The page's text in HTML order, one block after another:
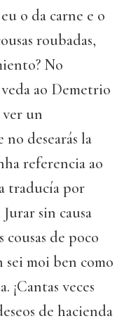
o da carne e o
roubadas,
No
ao Demetrio
ver un
desearás la
referencia ao
traducía por
sin causa
de poco
sei moi ben como
¡Cantas veces
de hacienda